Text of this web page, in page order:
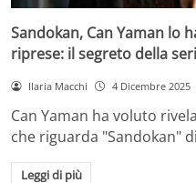
Sandokan, Can Yaman lo
riprese: il segreto della
Ilaria Macchi 4 Dicembre 2025
Can Yaman ha voluto
che riguarda "Sandokan"
Leggi di più